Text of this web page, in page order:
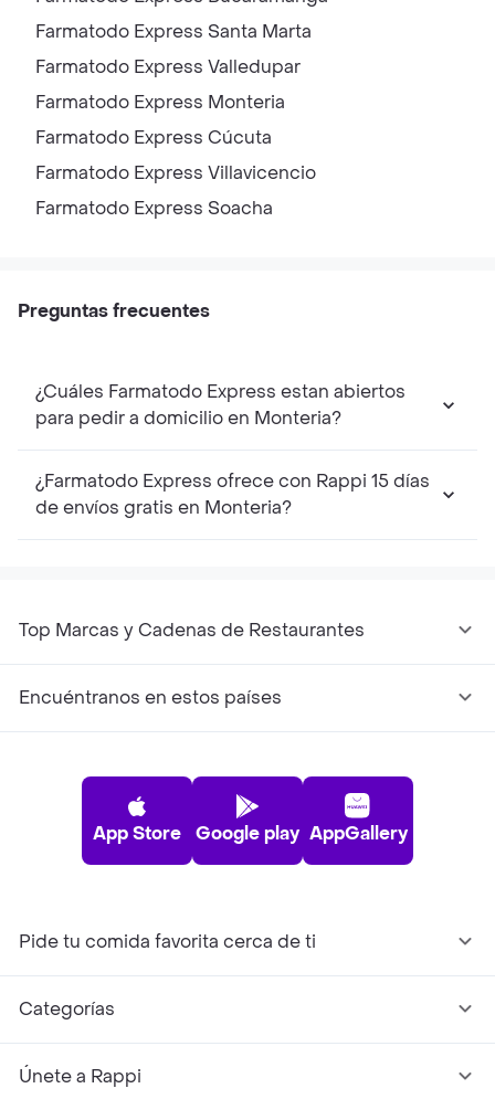
Farmatodo Express Santa Marta
Farmatodo Express Valledupar
Farmatodo Express Monteria
Farmatodo Express Cúcuta
Farmatodo Express Villavicencio
Farmatodo Express Soacha
Preguntas frecuentes
¿Cuáles Farmatodo Express estan abiertos
para pedir a domicilio en Monteria?
¿Farmatodo Express ofrece con Rappi 15 días
de envíos gratis en Monteria?
Top Marcas y Cadenas de Restaurantes
Encuéntranos en estos países
App Store Google play AppGallery
Pide tu comida favorita cerca de ti
Categorías
Únete a Rappi